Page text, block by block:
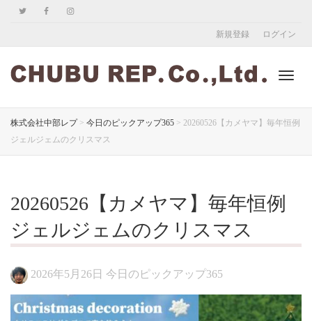
新規登録 ログイン
株式会社中部レプ> 今日のピックアップ365 > 20260526【カメヤマ】毎年恒例
ジェルジェムのクリスマス
20260526【カメヤマ】毎年恒例
ジェルジェムのクリスマス
2026年5月26日 今日のピックアップ365